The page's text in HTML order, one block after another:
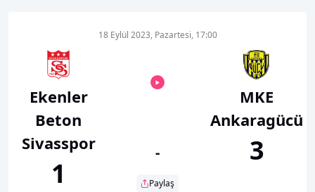
Ekenler
Beton
Sivasspor
1
18 Eylül 2023, Pazartesi, 17:00
-
Paylaş
MKE
Ankaragücü
3